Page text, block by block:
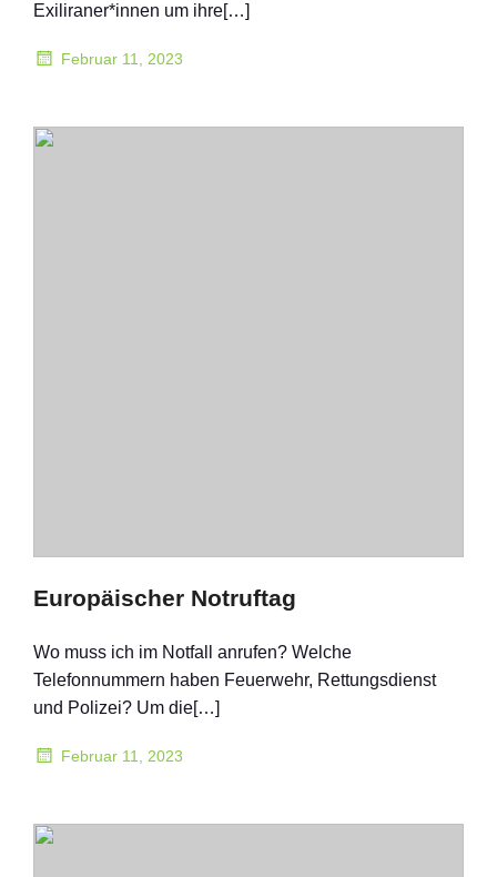
Exiliraner*innen um ihre[…]
Februar 11, 2023
Europäischer Notruftag
Wo muss ich im Notfall anrufen? Welche
Telefonnummern haben Feuerwehr, Rettungsdienst
und Polizei? Um die[…]
Februar 11, 2023